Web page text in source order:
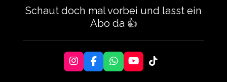
Schaut doch mal vorbei und lasst ein
Abo da 👍
I
n
F
a
W
h
Y
o
T